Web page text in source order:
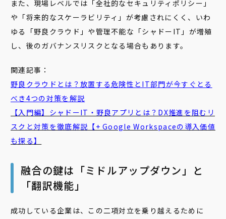
また、現場レベルでは「全社的なセキュリティポリシー」
や「将来的なスケーラビリティ」が考慮されにくく、いわ
ゆる「野良クラウド」や管理不能な「シャドーIT」が増殖
し、後のガバナンスリスクとなる場合もあります。
関連記事：
野良クラウドとは？放置する危険性とIT部門が今すぐとる
べき4つの対策を解説
【入門編】シャドーIT・野良アプリとは？DX推進を阻むリ
スクと対策を徹底解説【+ Google Workspaceの導入価値
も探る】
融合の鍵は「ミドルアップダウン」と
「翻訳機能」
成功している企業は、この二項対立を乗り越えるために